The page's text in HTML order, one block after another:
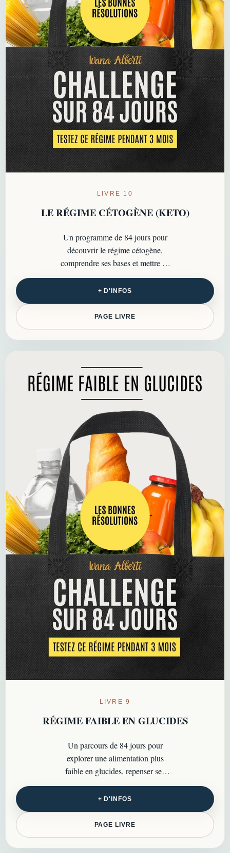
LIVRE 10
LE RÉGIME CÉTOGÈNE (KETO)
Un programme de 84 jours pour
découvrir le régime cétogène,
comprendre ses bases et mettre en
place des repas adaptés sans se
compliquer la vie…
+ D'INFOS
PAGE LIVRE
LIVRE 9
RÉGIME FAIBLE EN GLUCIDES
Un parcours de 84 jours pour
explorer une alimentation plus
faible en glucides, repenser ses
menus et avancer pas à pas vers de
nouvelles habitudes…
+ D'INFOS
PAGE LIVRE